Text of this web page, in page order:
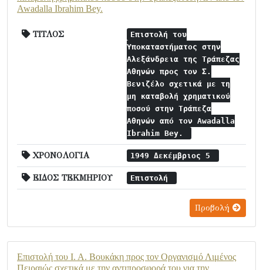
Awadalla Ibrahim Bey.
ΤΙΤΛΟΣ
Επιστολή του
Υποκαταστήματος στην
Αλεξάνδρεια της Τράπεζας
Αθηνών προς τον Σ.
Βενιζέλο σχετικά με τη
μη καταβολή χρηματικού
ποσού στην Τράπεζα
Αθηνών από τον Awadalla
Ibrahim Bey.
ΧΡΟΝΟΛΟΓΙΑ 1949 Δεκέμβριος 5
ΕΙΔΟΣ ΤΕΚΜΗΡΙΟΥ Επιστολή
Προβολή
Επιστολή του Ι. Α. Βουκάκη προς τον Οργανισμό Λιμένος
Πειραιώς σχετικά με την αντιπροσφορά του για την